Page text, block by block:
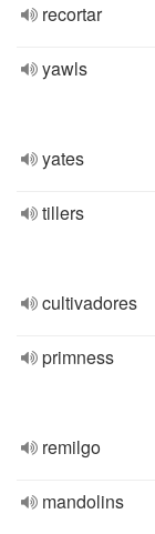
recortar
yawls
yates
tillers
cultivadores
primness
remilgo
mandolins